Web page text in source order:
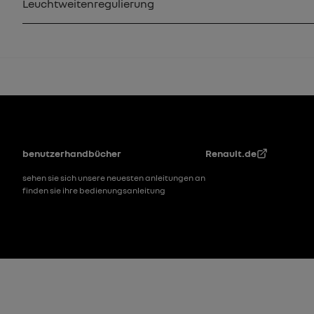
Leuchtweitenregulierung
Fußzeile
benutzerhandbücher
sehen sie sich unsere neuesten anleitungen an
finden sie ihre bedienungsanleitung
Renault.de